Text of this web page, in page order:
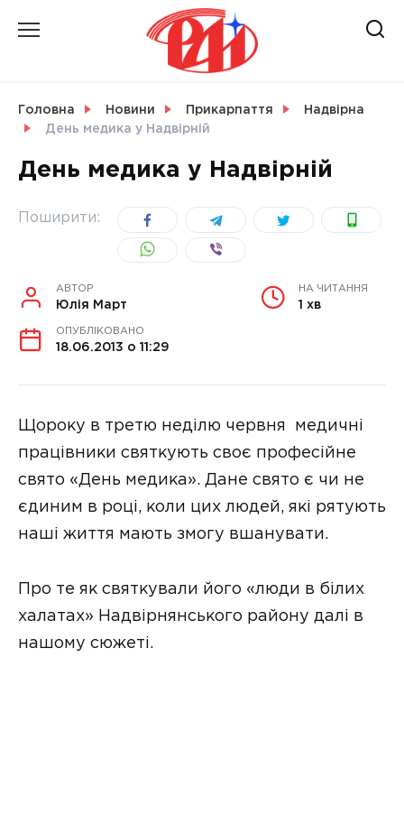
УКРАЇНА
Головна Новини Прикарпаття
Надвірна
День медика у Надвірній
День медика у Надвірній
Поширити:
АВТОР
Юлія Март
НА ЧИТАННЯ
1 хв
ОПУБЛІКОВАНО
18.06.2013 о 11:29
Щороку в третю неділю червня медичні
працівники святкують своє професійне
свято «День медика». Дане свято є чи не
єдиним в році, коли цих людей, які рятують
наші життя мають змогу вшанувати.
Про те як святкували його «люди в білих
халатах» Надвірнянського району далі в
нашому сюжеті.